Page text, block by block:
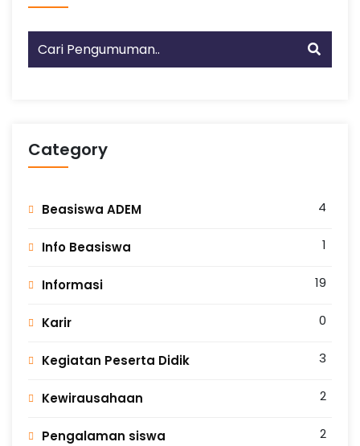
Category
Beasiswa ADEM 4
Info Beasiswa 1
Informasi 19
Karir 0
Kegiatan Peserta Didik 3
Kewirausahaan 2
Pengalaman siswa 2